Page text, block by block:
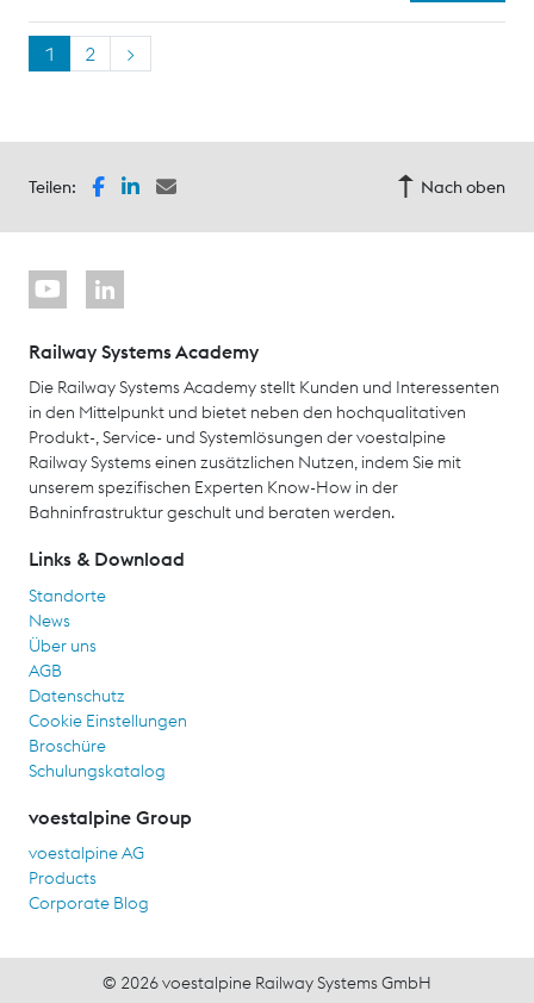
1 2 >
Teilen: Nach oben
Railway Systems Academy
Die Railway Systems Academy stellt Kunden und Interessenten
in den Mittelpunkt und bietet neben den hochqualitativen
Produkt-, Service- und Systemlösungen der voestalpine
Railway Systems einen zusätzlichen Nutzen, indem Sie mit
unserem spezifischen Experten Know-How in der
Bahninfrastruktur geschult und beraten werden.
Links & Download
Standorte
News
Über uns
AGB
Datenschutz
Cookie Einstellungen
Broschüre
Schulungskatalog
voestalpine Group
voestalpine AG
Products
Corporate Blog
© 2026 voestalpine Railway Systems GmbH